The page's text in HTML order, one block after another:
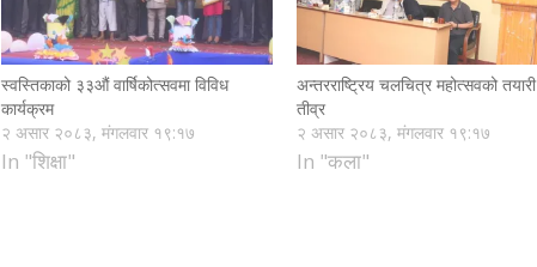
स्वस्तिकाको ३३औं वार्षिकोत्सवमा विविध
कार्यक्रम
२ असार २०८३, मंगलवार १९:१७
In "शिक्षा"
अन्तरराष्ट्रिय चलचित्र महोत्सवको तयारी
तीव्र
२ असार २०८३, मंगलवार १९:१७
In "कला"